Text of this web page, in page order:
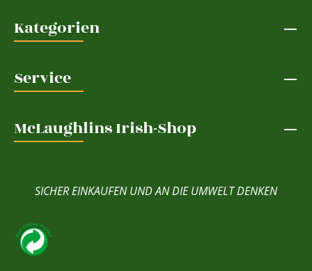
Kategorien
Service
McLaughlins Irish-Shop
SICHER EINKAUFEN UND AN DIE UMWELT DENKEN